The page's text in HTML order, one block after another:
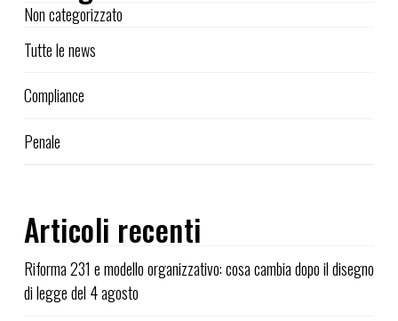
Non categorizzato
Tutte le news
Compliance
Penale
Articoli recenti
Riforma 231 e modello organizzativo: cosa cambia dopo il disegno
di legge del 4 agosto